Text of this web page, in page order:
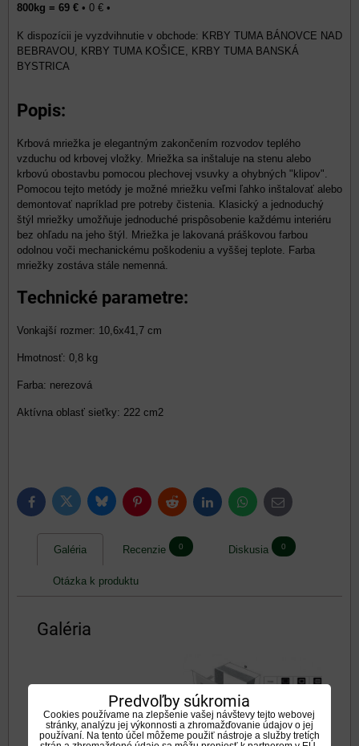
800kg = 69 € • 0 € •
KRBY TUMA BÁNOVCE NAD
BEBRAVOU, KRBY TUMA KOŠICE, KRBY TUMA BANSKÁ
BYSTRICA
Popis:
Krbová mriežka je elegantným zakončením rozvodov teplého
vzduchu od krbovej vložky. Mriežka sa inštaluje na stenu alebo
krbovú obostavbu pomocou plechovej vsuvky a ohybných "klipov".
Pomocou tejto metódy je možné mriežku veľmi ľahko inštalovať alebo
demontovať napríklad pre potreby čistenia. Klasický a jednoduchý
štýl mriežky umožňuje jednoduché prispôsobenie každému interiéru
bez ohľadu na jeho štýl. Mriežka je lakovaná práškovou farbou
odolnou voči mechanickému poškodeniu a vyššej teplote. Farba
mriežky zostáva stále nemenná.
Technické parametre:
Vonkajší rozmer: 10,6x41,7 cm
Hmotnosť: 0,8 kg
Farba: nerezová
Aktívna oblasť sieťky: 222 cm2
FacebookTwitter BlueskyPinterestReddit LinkedInWhatsApp
E-
mail
Galéria Recenzie 0 Diskusia 0
Otázka k produktu
Galéria
Predvoľby súkromia
Cookies používame na zlepšenie vašej návštevy tejto webovej
stránky, analýzu jej výkonnosti a zhromažďovanie údajov o jej
používaní. Na tento účel môžeme použiť nástroje a služby tretích